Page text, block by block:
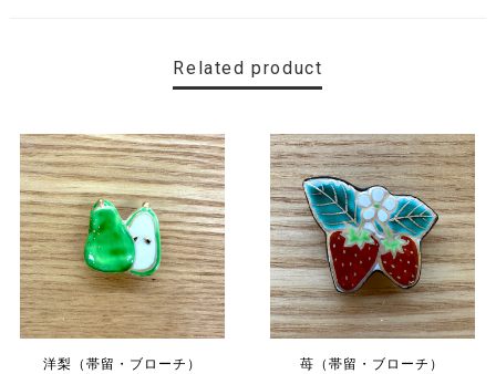
Related product
洋梨（帯留・ブローチ）
苺（帯留・ブローチ）